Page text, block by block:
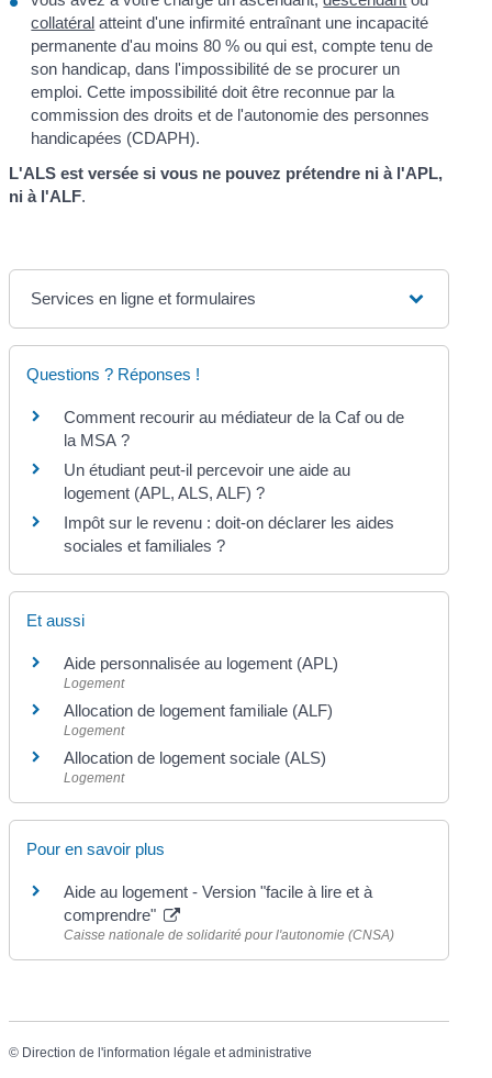
collatéral atteint d'une infirmité entraînant une incapacité
permanente d'au moins 80 % ou qui est, compte tenu de
son handicap, dans l'impossibilité de se procurer un
emploi. Cette impossibilité doit être reconnue par la
commission des droits et de l'autonomie des personnes
handicapées (CDAPH).
L'ALS est versée si vous ne pouvez prétendre ni à l'APL,
ni à l'ALF.
Services en ligne et formulaires
Questions ? Réponses !
Comment recourir au médiateur de la Caf ou de
la MSA ?
Un étudiant peut-il percevoir une aide au
logement (APL, ALS, ALF) ?
Impôt sur le revenu : doit-on déclarer les aides
sociales et familiales ?
Et aussi
Aide personnalisée au logement (APL)
Logement
Allocation de logement familiale (ALF)
Logement
Allocation de logement sociale (ALS)
Logement
Pour en savoir plus
Aide au logement - Version "facile à lire et à
comprendre"
Caisse nationale de solidarité pour l'autonomie (CNSA)
© Direction de l'information légale et administrative